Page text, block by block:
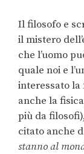
Il filosofo e
il mistero
che l’uomo
quale noi e
interessato la
anche la
più da
citato anche
stanno al